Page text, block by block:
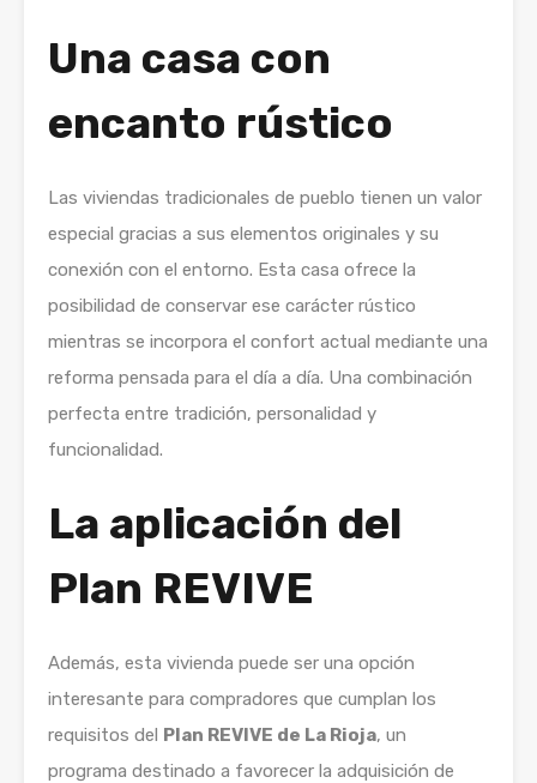
Una casa con
encanto rústico
Las viviendas tradicionales de pueblo tienen un valor
especial gracias a sus elementos originales y su
conexión con el entorno. Esta casa ofrece la
posibilidad de conservar ese carácter rústico
mientras se incorpora el confort actual mediante una
reforma pensada para el día a día. Una combinación
perfecta entre tradición, personalidad y
funcionalidad.
La aplicación del
Plan REVIVE
Además, esta vivienda puede ser una opción
interesante para compradores que cumplan los
requisitos del Plan REVIVE de La Rioja, un
programa destinado a favorecer la adquisición de